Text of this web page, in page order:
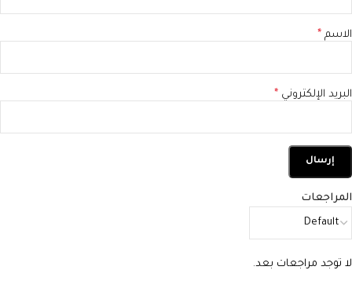
المراجعات
لا توجد مراجعات بعد.
الاسم *
البريد الإلكتروني *